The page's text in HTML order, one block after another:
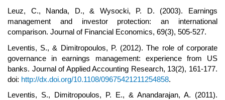
Leuz, C., Nanda, D., & Wysocki, P. D. (2003). Earnings
management and investor protection: an international
comparison. Journal of Financial Economics, 69(3), 505-527.
Leventis, S., & Dimitropoulos, P. (2012). The role of corporate
governance in earnings management: experience from US
banks. Journal of Applied Accounting Research, 13(2), 161-177.
doi: http://dx.doi.org/10.1108/09675421211254858.
Leventis, S., Dimitropoulos, P. E., & Anandarajan, A. (2011).